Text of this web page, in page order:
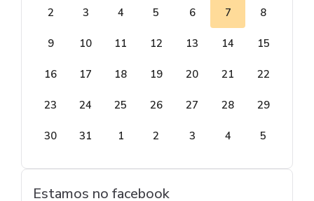
2 3 4 5 6 7 8
9 10 11 12 13 14 15
16 17 18 19 20 21 22
23 24 25 26 27 28 29
30 31 1 2 3 4 5
Estamos no facebook